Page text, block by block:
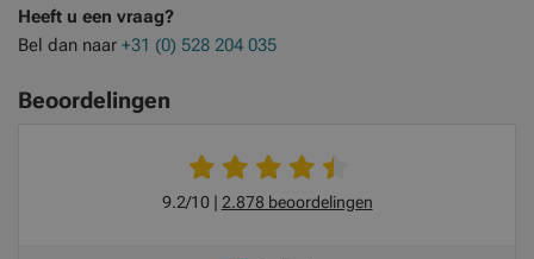
Heeft u een vraag?
Bel dan naar +31 (0) 528 204 035
Beoordelingen
9.2/10 2.878 beoordelingen